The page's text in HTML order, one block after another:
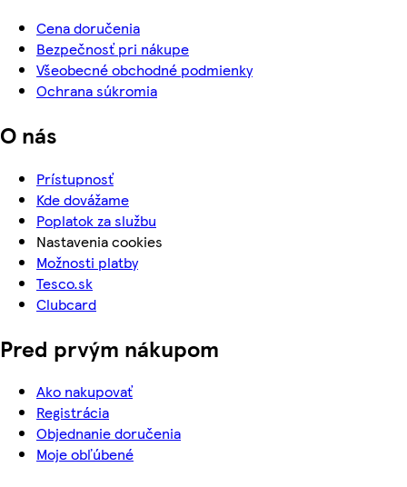
Cena doručenia
Bezpečnosť pri nákupe
Všeobecné obchodné podmienky
Ochrana súkromia
O nás
Prístupnosť
Kde dovážame
Poplatok za službu
Nastavenia cookies
Možnosti platby
Tesco.sk
Clubcard
Pred prvým nákupom
Ako nakupovať
Registrácia
Objednanie doručenia
Moje obľúbené